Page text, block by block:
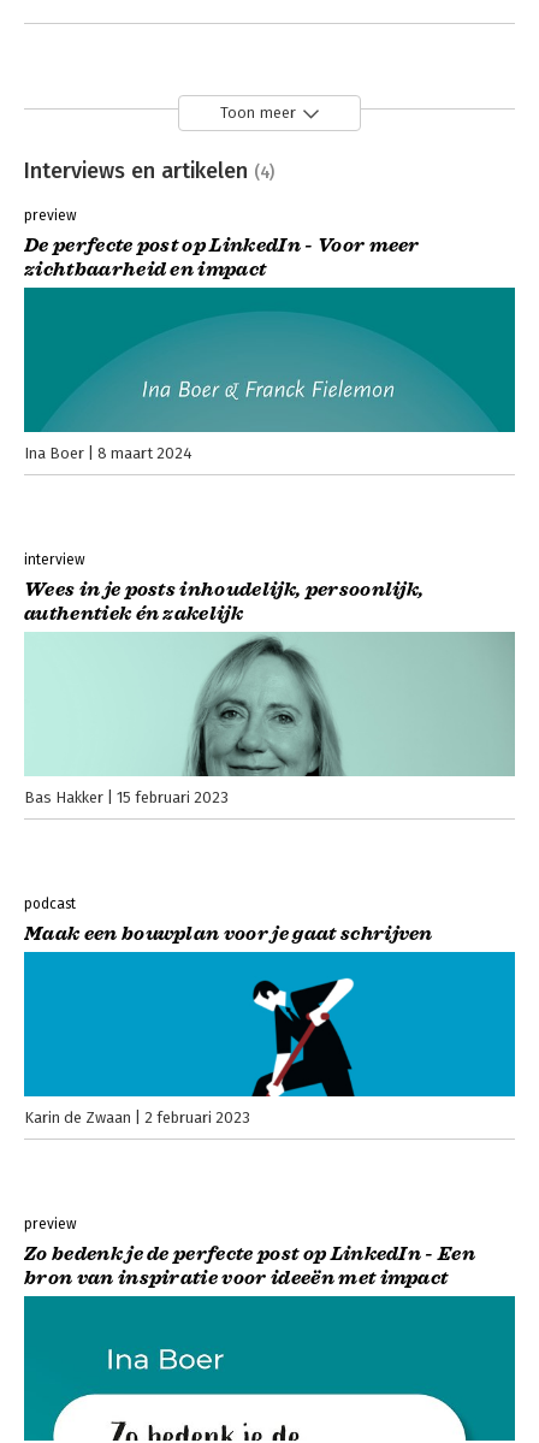
Toon meer
Interviews en artikelen (4)
preview
De perfecte post op LinkedIn - Voor meer
zichtbaarheid en impact
Ina Boer 8 maart 2024
interview
Wees in je posts inhoudelijk, persoonlijk,
authentiek én zakelijk
Bas Hakker 15 februari 2023
podcast
Maak een bouwplan voor je gaat schrijven
Karin de Zwaan 2 februari 2023
preview
Zo bedenk je de perfecte post op LinkedIn - Een
bron van inspiratie voor ideeën met impact